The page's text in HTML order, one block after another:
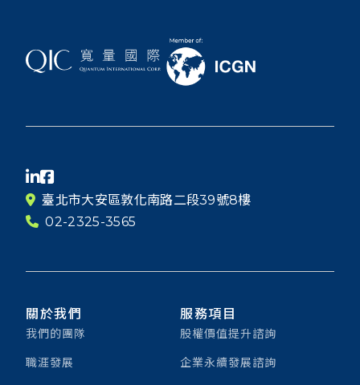
臺北市大安區敦化南路二段39號8樓
02-2325-3565
關於我們
我們的團隊
職涯發展
服務項目
股權價值提升諮詢
企業永續發展諮詢